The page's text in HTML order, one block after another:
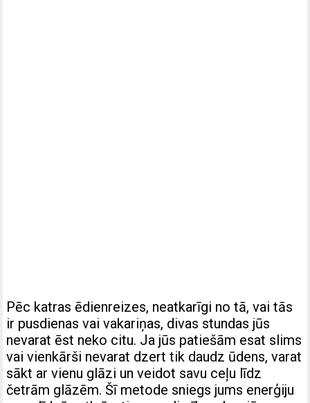
Pēc katras ēdienreizes, neatkarīgi no tā, vai tās
ir pusdienas vai vakariņas, divas stundas jūs
nevarat ēst neko citu. Ja jūs patiešām esat slims
vai vienkārši nevarat dzert tik daudz ūdens, varat
sākt ar vienu glāzi un veidot savu ceļu līdz
četrām glāzēm. Šī metode sniegs jums enerģiju